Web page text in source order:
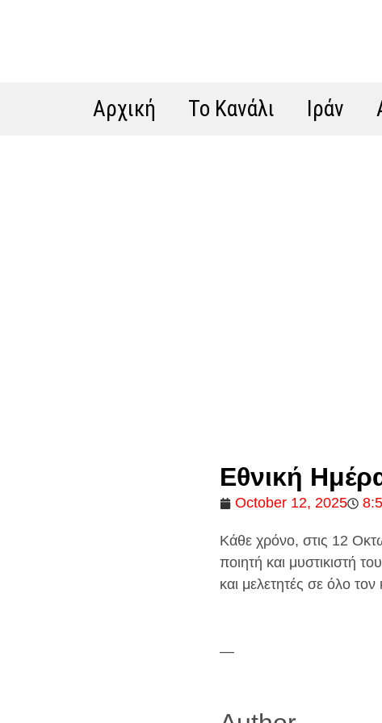
Αρχική Το Κανάλι Ιράν
Εθνική
October 12, 2025
Κάθε χρόνο, στις 12
ποιητή και μυστικιστή
και μελετητές σε όλο
—